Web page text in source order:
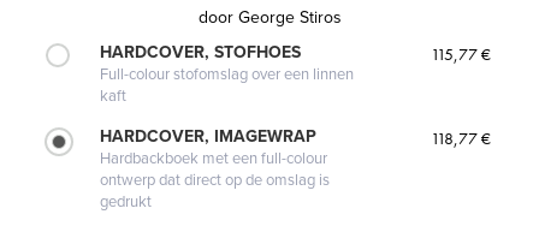
door George Stiros
HARDCOVER, STOFHOES
Full-colour stofomslag over een linnen
kaft
115,77 €
HARDCOVER, IMAGEWRAP
Hardbackboek met een full-colour
ontwerp dat direct op de omslag is
gedrukt
118,77 €